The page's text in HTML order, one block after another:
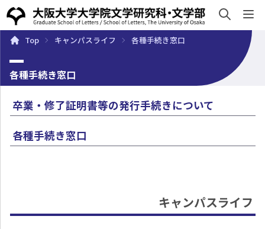
概要 学部・大学院 キャンパスライフ 入試・入学案
Top キャンパスライフ 各種手続き窓口
各種手続き窓口
卒業・修了証明書等の発行手続きについて
各種手続き窓口
キャンパスライフ